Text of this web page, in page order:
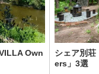
Own
シェア別
ers」3選